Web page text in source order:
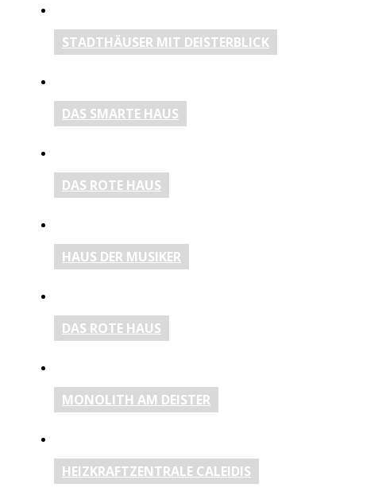
STADTHÄUSER MIT DEISTERBLICK
DAS SMARTE HAUS
DAS ROTE HAUS
HAUS DER MUSIKER
DAS ROTE HAUS
MONOLITH AM DEISTER
HEIZKRAFTZENTRALE CALEIDIS